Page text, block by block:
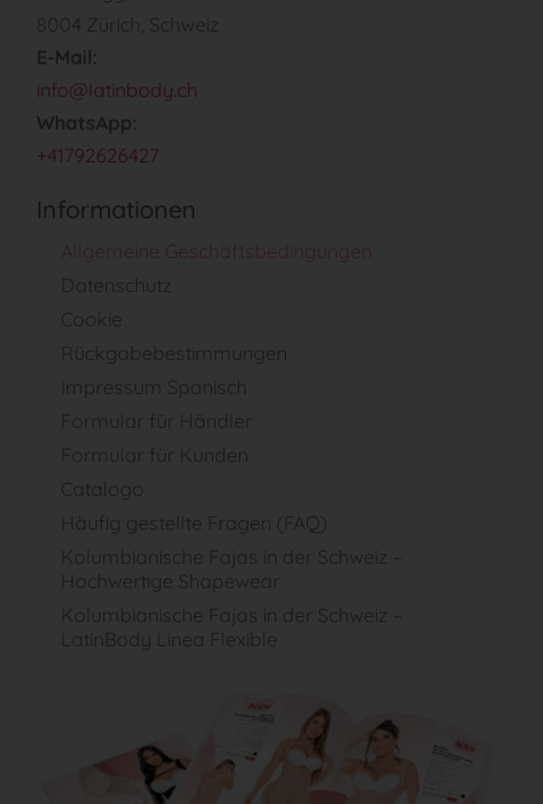
8004 Zürich, Schweiz
E-Mail:
info@latinbody.ch
WhatsApp:
+41792626427
Informationen
Allgemeine Geschäftsbedingungen
Datenschutz
Cookie
Rückgabebestimmungen
Impressum Spanisch
Formular für Händler
Formular für Kunden
Catalogo
Häufig gestellte Fragen (FAQ)
Kolumbianische Fajas in der Schweiz –
Hochwertige Shapewear
Kolumbianische Fajas in der Schweiz –
LatinBody Linea Flexible